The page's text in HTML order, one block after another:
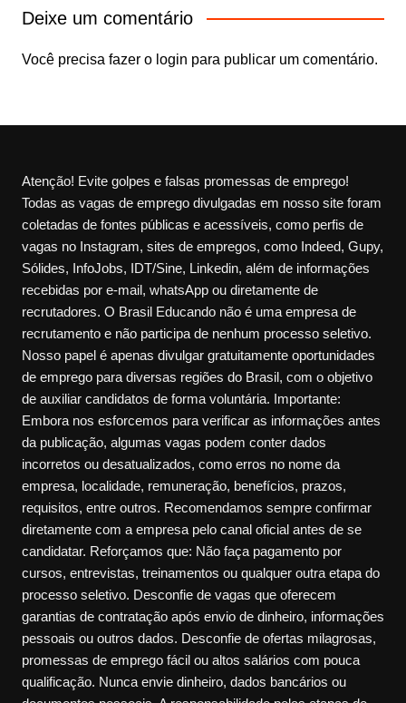
Deixe um comentário
Você precisa fazer o login para publicar um comentário.
Atenção! Evite golpes e falsas promessas de emprego!
Todas as vagas de emprego divulgadas em nosso site foram
coletadas de fontes públicas e acessíveis, como perfis de
vagas no Instagram, sites de empregos, como Indeed, Gupy,
Sólides, InfoJobs, IDT/Sine, Linkedin, além de informações
recebidas por e-mail, whatsApp ou diretamente de
recrutadores. O Brasil Educando não é uma empresa de
recrutamento e não participa de nenhum processo seletivo.
Nosso papel é apenas divulgar gratuitamente oportunidades
de emprego para diversas regiões do Brasil, com o objetivo
de auxiliar candidatos de forma voluntária. Importante:
Embora nos esforcemos para verificar as informações antes
da publicação, algumas vagas podem conter dados
incorretos ou desatualizados, como erros no nome da
empresa, localidade, remuneração, benefícios, prazos,
requisitos, entre outros. Recomendamos sempre confirmar
diretamente com a empresa pelo canal oficial antes de se
candidatar. Reforçamos que: Não faça pagamento por
cursos, entrevistas, treinamentos ou qualquer outra etapa do
processo seletivo. Desconfie de vagas que oferecem
garantias de contratação após envio de dinheiro, informações
pessoais ou outros dados. Desconfie de ofertas milagrosas,
promessas de emprego fácil ou altos salários com pouca
qualificação. Nunca envie dinheiro, dados bancários ou